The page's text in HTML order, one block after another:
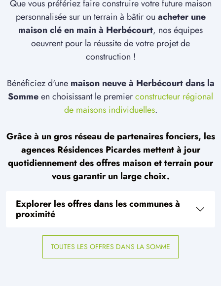
Que vous préfériez faire construire votre future maison
personnalisée sur un terrain à bâtir ou acheter une
maison clé en main à Herbécourt, nos équipes
oeuvrent pour la réussite de votre projet de
construction !
Bénéficiez d'une maison neuve à Herbécourt dans la
Sommeen choisissant le premierconstructeur régional
de maisons individuelles.
Grâce à un gros réseau de partenaires fonciers, les
agences Résidences Picardes mettent à jour
quotidiennement des offres maison et terrain pour
vous garantir un large choix.
Explorer les offres dans les communes à
proximité
TOUTES LES OFFRES DANS LA SOMME